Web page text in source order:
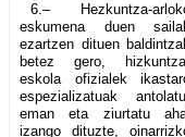
6.– Hezkuntza-
eskumena duen
ezartzen dituen
betez gero,
eskola ofizialek
espezializatuak
eman eta ziurtatu
izango dituzte,